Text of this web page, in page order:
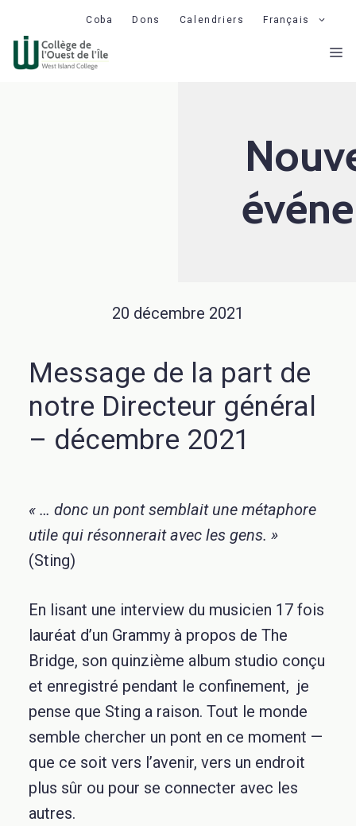
contenu
Coba Dons Calendriers Français
20 décembre 2021
Message de la part de
notre Directeur général
– décembre 2021
« … donc un pont semblait une métaphore
utile qui résonnerait avec les gens. »
(Sting)
En lisant une interview du musicien 17 fois
lauréat d’un Grammy à propos de The
Bridge, son quinzième album studio conçu
et enregistré pendant le confinement, je
pense que Sting a raison. Tout le monde
semble chercher un pont en ce moment —
que ce soit vers l’avenir, vers un endroit
plus sûr ou pour se connecter avec les
autres.